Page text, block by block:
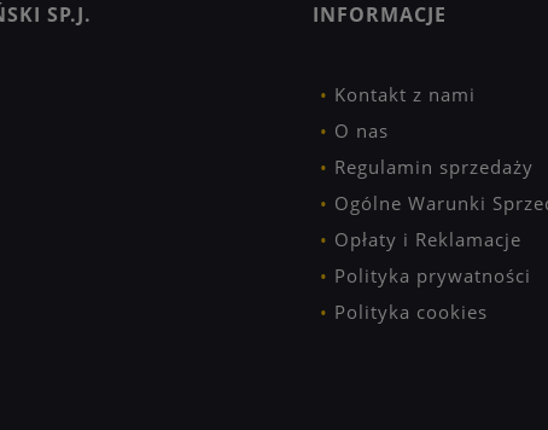
SP.J. INFORMACJE
Kontakt z nami
O nas
Regulamin sprzedaży
Ogólne Warunki
Opłaty i Reklamacje
Polityka prywatności
Polityka cookies